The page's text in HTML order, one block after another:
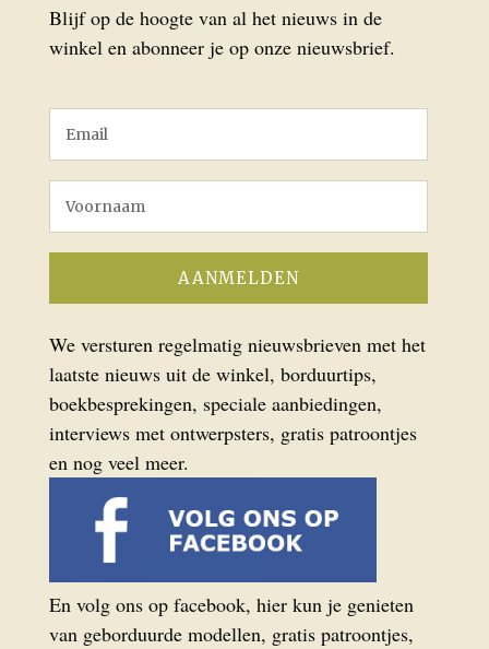
Blijf op de hoogte van al het nieuws in de
winkel en abonneer je op onze nieuwsbrief.
We versturen regelmatig nieuwsbrieven met het
laatste nieuws uit de winkel, borduurtips,
boekbesprekingen, speciale aanbiedingen,
interviews met ontwerpsters, gratis patroontjes
en nog veel meer.
En volg ons op facebook, hier kun je genieten
van geborduurde modellen, gratis patroontjes,